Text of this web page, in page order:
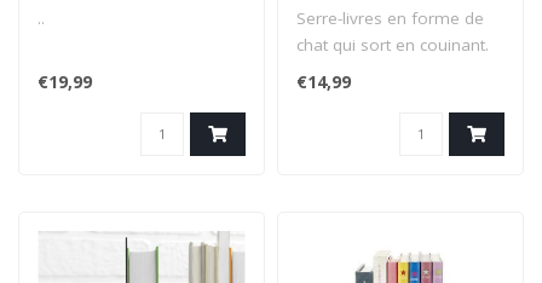
..
€19,99
Serre-livres en forme de
chat qui sort en couinant.
Une façon amusante de
place..
€14,99